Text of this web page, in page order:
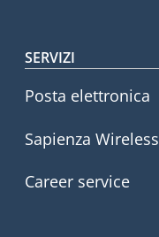
SERVIZI
Posta elettronica
Sapienza Wireless
Career service